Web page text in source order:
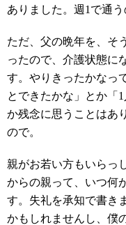
ありました。週1で通
ただ、父の晩年を、そ
ったので、介護状態に
す。やりきったかなっ
とできたかな」とか「
か残念に思うことはあ
ので。
親がお若い方もいらっ
からの親って、いつ何
す。失礼を承知で書き
かもしれませんし、僕